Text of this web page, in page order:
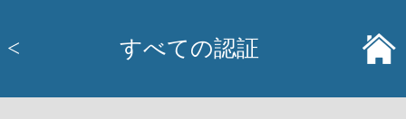
< すべての認証